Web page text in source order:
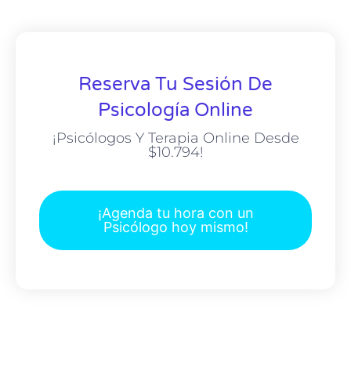
Reserva Tu Sesión De
Psicología Online
¡Psicólogos Y Terapia Online Desde
$10.794!
¡Agenda tu hora con un
Psicólogo hoy mismo!